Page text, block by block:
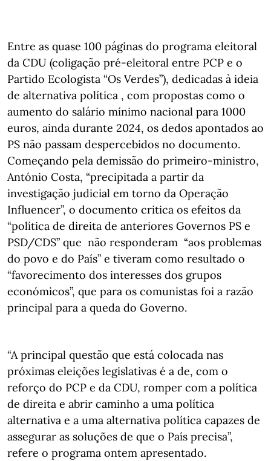
Entre as quase 100 páginas do programa eleitoral
da CDU (coligação pré-eleitoral entre PCP e o
Partido Ecologista “Os Verdes”), dedicadas à ideia
de alternativa política , com propostas como o
aumento do salário mínimo nacional para 1000
euros, ainda durante 2024, os dedos apontados ao
PS não passam despercebidos no documento.
Começando pela demissão do primeiro-ministro,
António Costa, “precipitada a partir da
investigação judicial em torno da Operação
Influencer”, o documento critica os efeitos da
“política de direita de anteriores Governos PS e
PSD/CDS” que não responderam “aos problemas
do povo e do País” e tiveram como resultado o
“favorecimento dos interesses dos grupos
económicos”, que para os comunistas foi a razão
principal para a queda do Governo.
“A principal questão que está colocada nas
próximas eleições legislativas é a de, com o
reforço do PCP e da CDU, romper com a política
de direita e abrir caminho a uma política
alternativa e a uma alternativa política capazes de
assegurar as soluções de que o País precisa”,
refere o programa ontem apresentado.